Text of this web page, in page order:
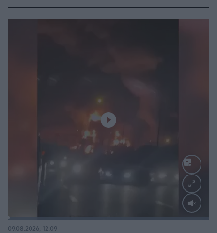
09.08.2026, 12:09